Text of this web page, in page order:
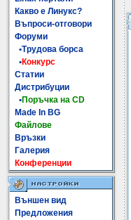
Какво е Линукс?
Въпроси-отговори
Форуми
•Трудова борса
•Конкурс
Статии
Дистрибуции
•Поръчка на CD
Made In BG
Файлове
Връзки
Галерия
Конференции
Външен вид
Предложения